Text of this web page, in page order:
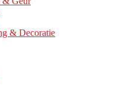
& Decoratie